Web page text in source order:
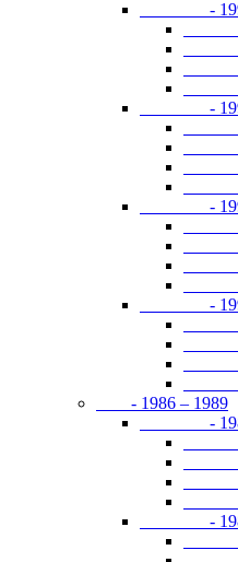
-
-
-
-
-
-
-
-
-
-
-
-
-
-
-
-
-
-
-
-
- 1986 – 1989
-
-
-
-
-
-
-